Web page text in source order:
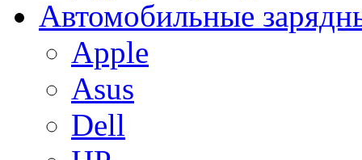
Автомобильные
Apple
Asus
Dell